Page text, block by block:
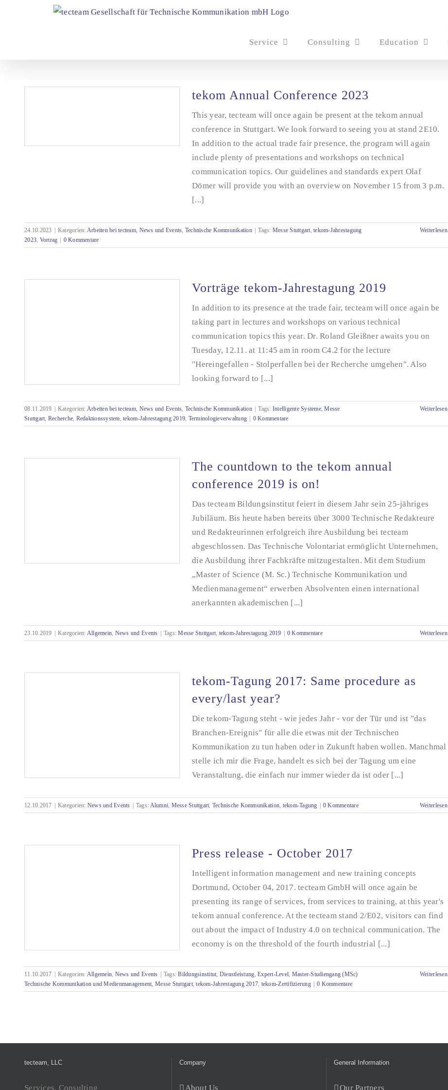
Service Consulting Education
tekom Annual Conference 2023
This year, tecteam will once again be present at the tekom annual
conference in Stuttgart. We look forward to seeing you at stand 2E10.
In addition to the actual trade fair presence, the program will again
include plenty of presentations and workshops on technical
communication topics. Our guidelines and standards expert Olaf
Dömer will provide you with an overview on November 15 from 3 p.m.
[...]
24.10.2023 Kategorien: Arbeiten bei tecteam, News und Events, Technische Kommunikation Tags: Messe Stuttgart,tekom-Jahrestagung
2023, Vortrag 0 Kommentare
Weiterlesen
Vorträge tekom-Jahrestagung 2019
In addition to its presence at the trade fair, tecteam will once again be
taking part in lectures and workshops on various technical
communication topics this year. Dr. Roland Gleißner awaits you on
Tuesday, 12.11. at 11:45 am in room C4.2 for the lecture
"Hereingefallen - Stolperfallen bei der Recherche umgehen". Also
looking forward to [...]
08.11.2019 Kategorien: Arbeiten bei tecteam, News und Events, Technische Kommunikation Tags: Intelligente Systeme,Messe
Stuttgart, Recherche, Redaktionssystem,tekom-Jahrestagung 2019, Terminologieverwaltung 0 Kommentare
Weiterlesen
The countdown to the tekom annual
conference 2019 is on!
Das tecteam Bildungsinstitut feiert in diesem Jahr sein 25-jähriges
Jubiläum. Bis heute haben bereits über 3000 Technische Redakteure
und Redakteurinnen erfolgreich ihre Ausbildung bei tecteam
abgeschlossen. Das Technische Volontariat ermöglicht Unternehmen,
die Ausbildung ihrer Fachkräfte mitzugestalten. Mit dem Studium
„Master of Science (M. Sc.) Technische Kommunikation und
Medienmanagement“ erwerben Absolventen einen international
anerkannten akademischen [...]
23.10.2019 Kategorien: Allgemein, News und Events Tags:Messe Stuttgart, tekom-Jahrestagung 2019 0 Kommentare Weiterlesen
tekom-Tagung 2017: Same procedure as
every/last year?
Die tekom-Tagung steht - wie jedes Jahr - vor der Tür und ist "das
Branchen-Ereignis" für alle die etwas mit der Technischen
Kommunikation zu tun haben oder in Zukunft haben wollen. Manchmal
stelle ich mir die Frage, handelt es sich bei der Tagung um eine
Veranstaltung, die einfach nur immer wieder da ist oder [...]
12.10.2017 Kategorien: News und Events Tags: Alumni, Messe Stuttgart, Technische Kommunikation, tekom-Tagung 0 Kommentare Weiterlesen
Press release - October 2017
Intelligent information management and new training concepts
Dortmund, October 04, 2017. tecteam GmbH will once again be
presenting its range of services, from services to training, at this year's
tekom annual conference. At the tecteam stand 2/E02, visitors can find
out about the impact of Industry 4.0 on technical communication. The
economy is on the threshold of the fourth industrial [...]
11.10.2017 Kategorien: Allgemein, News und Events Tags:Bildungsinstitut, Dienstleistung,Expert-Level, Master-Studiengang (MSc)
Technische Kommunikation und Medienmanagement, Messe Stuttgart,tekom-Jahrestagung 2017, tekom-Zertifizierung 0 Kommentare
Weiterlesen
tecteam, LLC
Services, Consulting
Company
About Us
General Information
Our Partners